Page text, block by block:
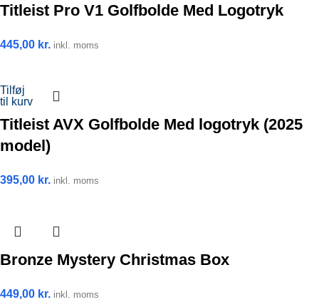
Titleist Pro V1 Golfbolde Med Logotryk
445,00 kr. inkl. moms
Tilføj
til kurv
Titleist AVX Golfbolde Med logotryk (2025
model)
395,00 kr. inkl. moms
Bronze Mystery Christmas Box
449,00 kr. inkl. moms